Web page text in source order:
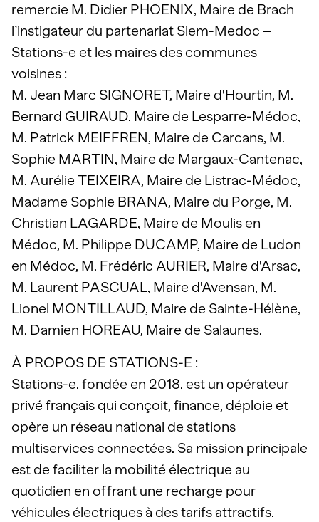
remercie M. Didier PHOENIX, Maire de Brach
l’instigateur du partenariat Siem-Medoc –
Stations-e et les maires des communes
voisines :
M. Jean Marc SIGNORET, Maire d'Hourtin, M.
Bernard GUIRAUD, Maire de Lesparre-Médoc,
M. Patrick MEIFFREN, Maire de Carcans, M.
Sophie MARTIN, Maire de Margaux-Cantenac,
M. Aurélie TEIXEIRA, Maire de Listrac-Médoc,
Madame Sophie BRANA, Maire du Porge, M.
Christian LAGARDE, Maire de Moulis en
Médoc, M. Philippe DUCAMP, Maire de Ludon
en Médoc, M. Frédéric AURIER, Maire d'Arsac,
M. Laurent PASCUAL, Maire d'Avensan, M.
Lionel MONTILLAUD, Maire de Sainte-Hélène,
M. Damien HOREAU, Maire de Salaunes.
À PROPOS DE STATIONS-E :
Stations-e, fondée en 2018, est un opérateur
privé français qui conçoit, finance, déploie et
opère un réseau national de stations
multiservices connectées. Sa mission principale
est de faciliter la mobilité électrique au
quotidien en offrant une recharge pour
véhicules électriques à des tarifs attractifs,